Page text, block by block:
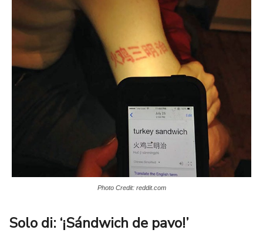
Photo Credit: reddit.com
Solo di: ‘¡Sándwich de pavo!’